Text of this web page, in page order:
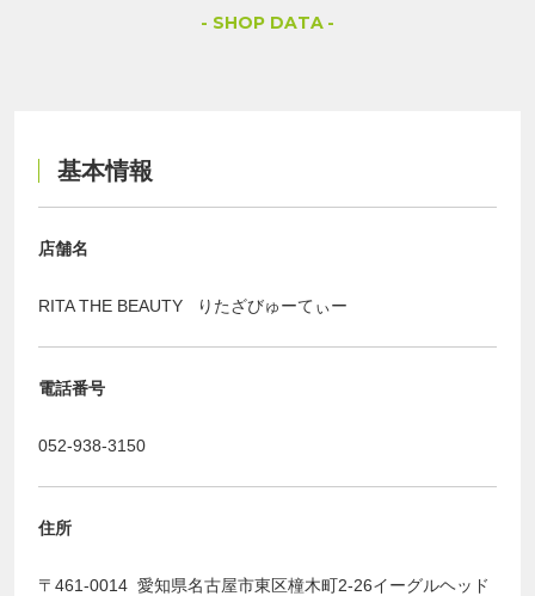
SHOP DATA
基本情報
店舗名
RITA THE BEAUTY りたざびゅーてぃー
電話番号
052-938-3150
住所
〒461-0014 愛知県名古屋市東区橦木町2-26イーグルヘッド